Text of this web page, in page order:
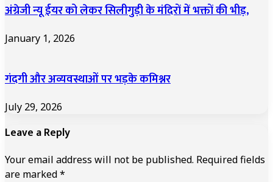
अंग्रेजी न्यू ईयर को लेकर सिलीगुड़ी के मंदिरों में भक्तों की भीड़,
January 1, 2026
गंदगी और अव्यवस्थाओं पर भड़के कमिश्नर
July 29, 2026
Leave a Reply
Your email address will not be published. Required fields
are marked*